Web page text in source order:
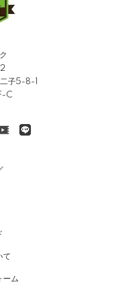
子5-8-1
C
て
ーム